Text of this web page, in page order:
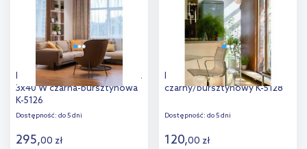
Kaja Floro lampa podsufitowa
3x40 W czarna-bursztynowa
K-5126
Dostępność: do 5 dni
295,00 zł
Kaja Floro kinkiet 1x40W
czarny/bursztynowy K-5128
Dostępność: do 5 dni
120,00 zł